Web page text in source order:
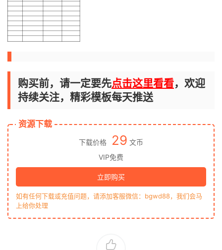
购买前，请一定要先点击这里看看，欢迎
持续关注，精彩模板每天推送
资源下载
下载价格 29 文币
VIP免费
立即购买
如有任何下载或充值问题，请添加客服微信：bgwd88，我们会马
上给你处理